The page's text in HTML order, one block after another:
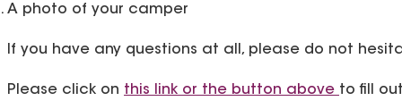
A photo of your camper
If you have any questions at all, please do not
Please click on this link or the button above to fill